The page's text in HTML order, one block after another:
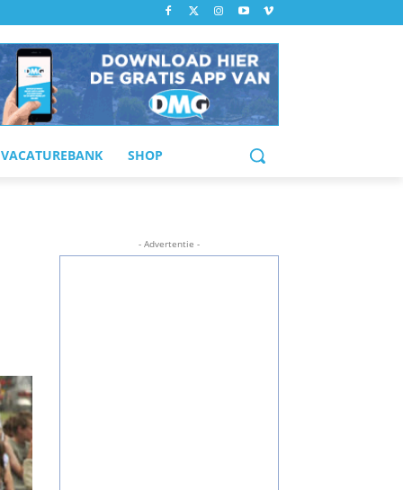
VACATUREBANK SHOP
- Advertentie -